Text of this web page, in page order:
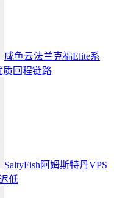
咸鱼云法兰克福Elite系
质回程链路
SaltyFish阿姆斯特丹VPS
低